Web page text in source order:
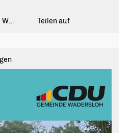
Geschehen in
CDU Gemeindeverband Wadersloh Teilen auf